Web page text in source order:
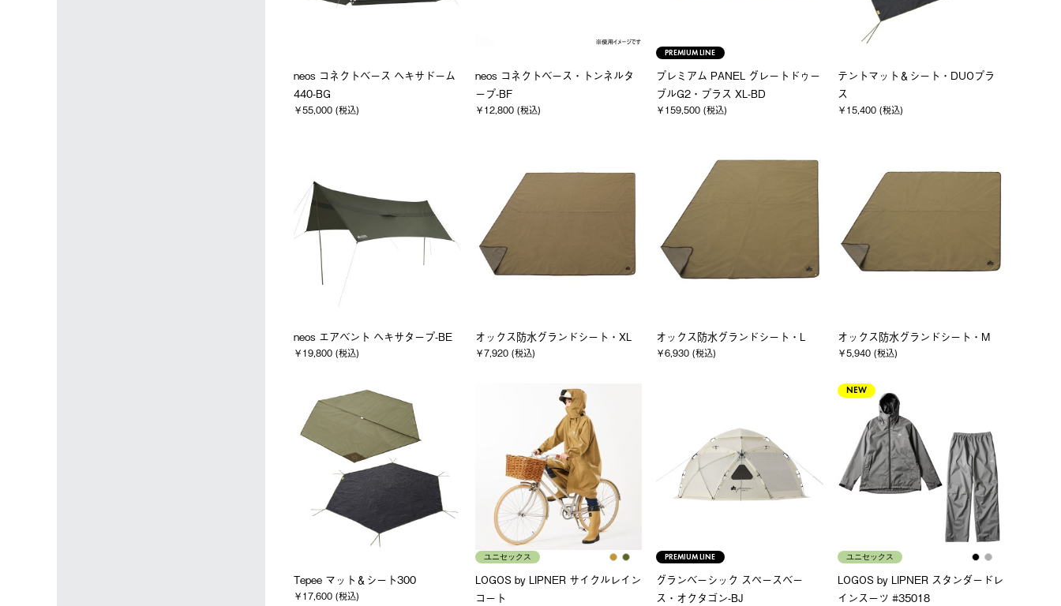
neos コネクトベース ヘキサドーム
440-BG
￥55,000 (税込)
neos コネクトベース・トンネルタ
ープ-BF
￥12,800 (税込)
PREMIUM LINE
プレミアム PANEL グレートドゥー
ブルG2・プラス XL-BD
￥159,500 (税込)
テントマット＆シート・DUOプラ
ス
￥15,400 (税込)
neos エアベント ヘキサタープ-BE
￥19,800 (税込)
オックス防水グランドシート・XL
￥7,920 (税込)
オックス防水グランドシート・L
￥6,930 (税込)
オックス防水グランドシート・M
￥5,940 (税込)
Tepee マット＆シート300
￥17,600 (税込)
ユニセックス
LOGOS by LIPNER サイクルレイン
コート
PREMIUM LINE
グランベーシック スペースベー
ス・オクタゴン-BJ
NEW
ユニセックス
LOGOS by LIPNER スタンダードレ
インスーツ #35018